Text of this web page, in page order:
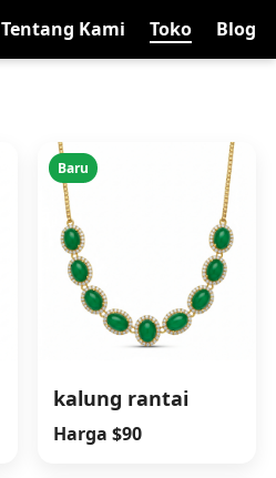
Tentang Kami Toko Blog
Baru
kalung rantai
Harga $90